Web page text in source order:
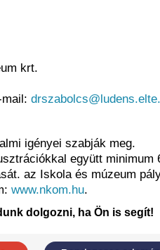
krt.
igényei szabják meg.
együtt minimum
az Iskola és múzeum
www.nkom.hu.
dolgozni, ha Ön is segít!